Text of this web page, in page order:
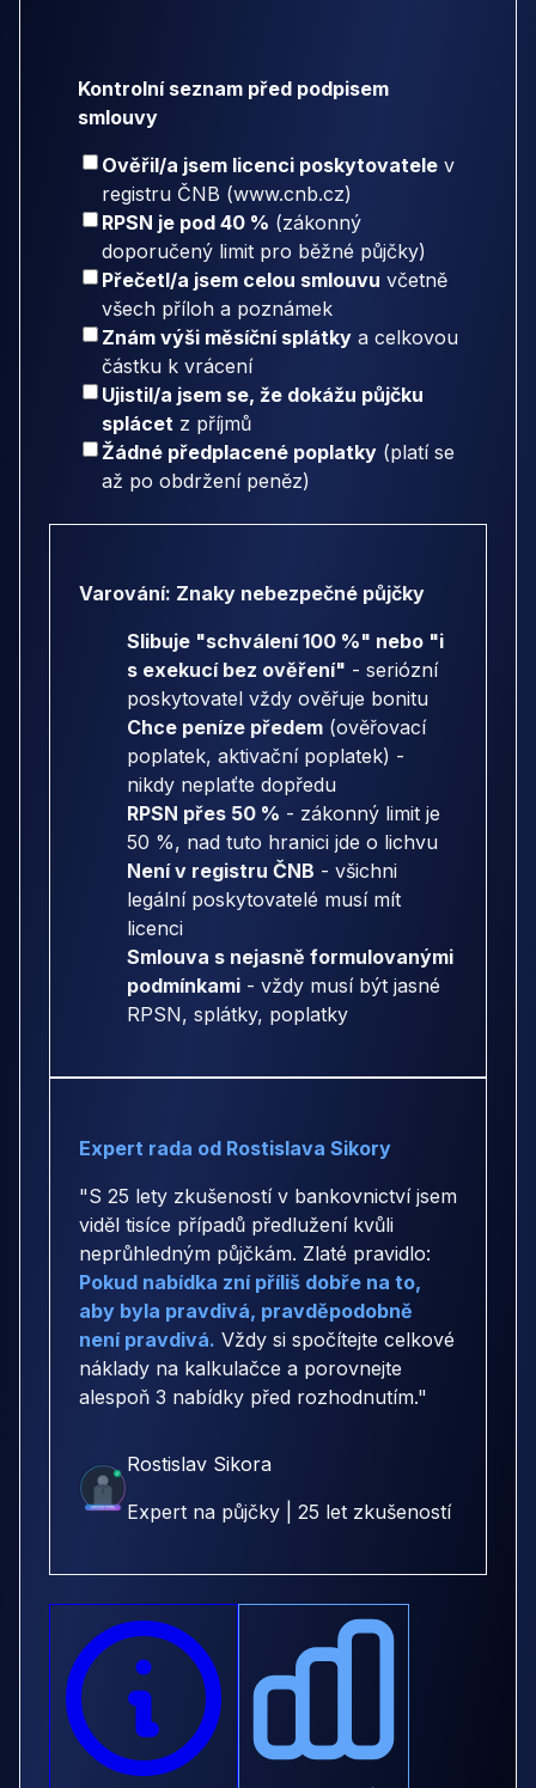
Kontrolní seznam před podpisem
smlouvy
Ověřil/a jsem licenci poskytovatele v
registru ČNB (www.cnb.cz)
RPSN je pod 40 % (zákonný
doporučený limit pro běžné půjčky)
Přečetl/a jsem celou smlouvu včetně
všech příloh a poznámek
Znám výši měsíční splátky a celkovou
částku k vrácení
Ujistil/a jsem se, že dokážu půjčku
splácet z příjmů
Žádné předplacené poplatky (platí se
až po obdržení peněz)
Varování: Znaky nebezpečné půjčky
Slibuje "schválení 100 %" nebo "i
s exekucí bez ověření" - seriózní
poskytovatel vždy ověřuje bonitu
Chce peníze předem (ověřovací
poplatek, aktivační poplatek) -
nikdy neplaťte dopředu
RPSN přes 50 % - zákonný limit je
50 %, nad tuto hranici jde o lichvu
Není v registru ČNB - všichni
legální poskytovatelé musí mít
licenci
Smlouva s nejasně formulovanými
podmínkami - vždy musí být jasné
RPSN, splátky, poplatky
Expert rada od Rostislava Sikory
"S 25 lety zkušeností v bankovnictví jsem
viděl tisíce případů předlužení kvůli
neprůhledným půjčkám. Zlaté pravidlo:
Pokud nabídka zní příliš dobře na to,
aby byla pravdivá, pravděpodobně
není pravdivá. Vždy si spočítejte celkové
náklady na kalkulačce a porovnejte
alespoň 3 nabídky před rozhodnutím."
Rostislav Sikora
Expert na půjčky | 25 let zkušeností